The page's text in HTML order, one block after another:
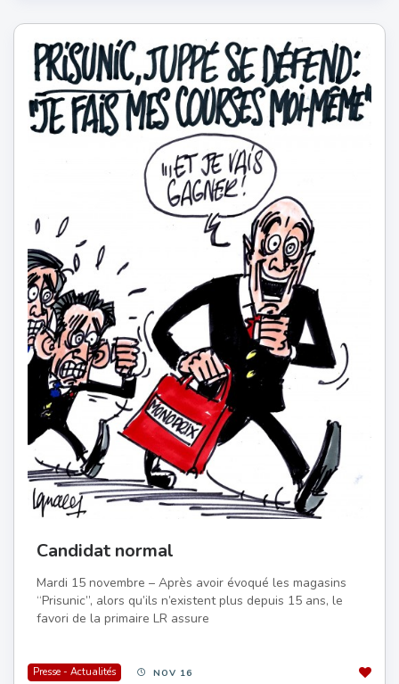
Candidat normal
Mardi 15 novembre – Après avoir évoqué les magasins
“Prisunic”, alors qu’ils n’existent plus depuis 15 ans, le
favori de la primaire LR assure
Presse - Actualités NOV 16